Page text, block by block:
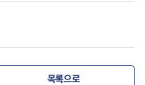
목록으로